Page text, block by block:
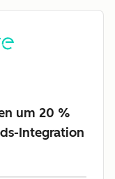
um 20 %
Integration